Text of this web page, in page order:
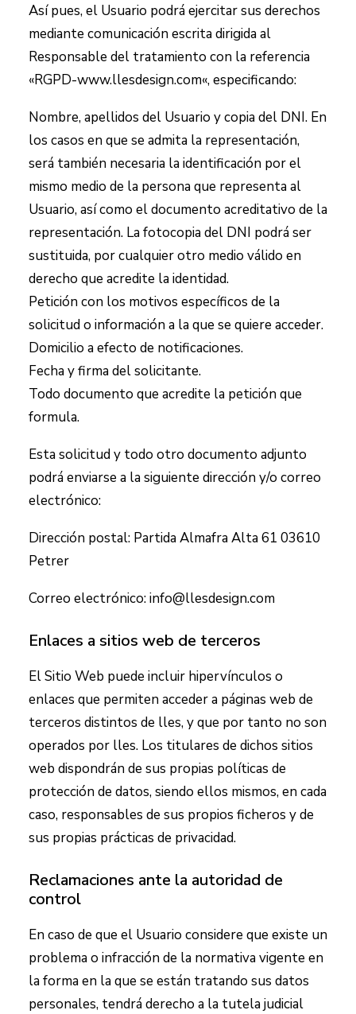
Así pues, el Usuario podrá ejercitar sus derechos
mediante comunicación escrita dirigida al
Responsable del tratamiento con la referencia
«RGPD-www.llesdesign.com«, especificando:
Nombre, apellidos del Usuario y copia del DNI. En
los casos en que se admita la representación,
será también necesaria la identificación por el
mismo medio de la persona que representa al
Usuario, así como el documento acreditativo de la
representación. La fotocopia del DNI podrá ser
sustituida, por cualquier otro medio válido en
derecho que acredite la identidad.
Petición con los motivos específicos de la
solicitud o información a la que se quiere acceder.
Domicilio a efecto de notificaciones.
Fecha y firma del solicitante.
Todo documento que acredite la petición que
formula.
Esta solicitud y todo otro documento adjunto
podrá enviarse a la siguiente dirección y/o correo
electrónico:
Dirección postal: Partida Almafra Alta 61 03610
Petrer
Correo electrónico:info@llesdesign.com
Enlaces a sitios web de terceros
El Sitio Web puede incluir hipervínculos o
enlaces que permiten acceder a páginas web de
terceros distintos de lles, y que por tanto no son
operados por lles. Los titulares de dichos sitios
web dispondrán de sus propias políticas de
protección de datos, siendo ellos mismos, en cada
caso, responsables de sus propios ficheros y de
sus propias prácticas de privacidad.
Reclamaciones ante la autoridad de
control
En caso de que el Usuario considere que existe un
problema o infracción de la normativa vigente en
la forma en la que se están tratando sus datos
personales, tendrá derecho a la tutela judicial